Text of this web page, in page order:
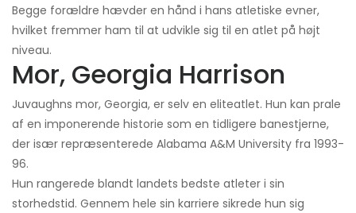
Begge forældre hævder en hånd i hans atletiske evner,
hvilket fremmer ham til at udvikle sig til en atlet på højt
niveau.
Mor, Georgia Harrison
Juvaughns mor, Georgia, er selv en eliteatlet. Hun kan prale
af en imponerende historie som en tidligere banestjerne,
der især repræsenterede Alabama A&M University fra 1993-
96.
Hun rangerede blandt landets bedste atleter i sin
storhedstid. Gennem hele sin karriere sikrede hun sig